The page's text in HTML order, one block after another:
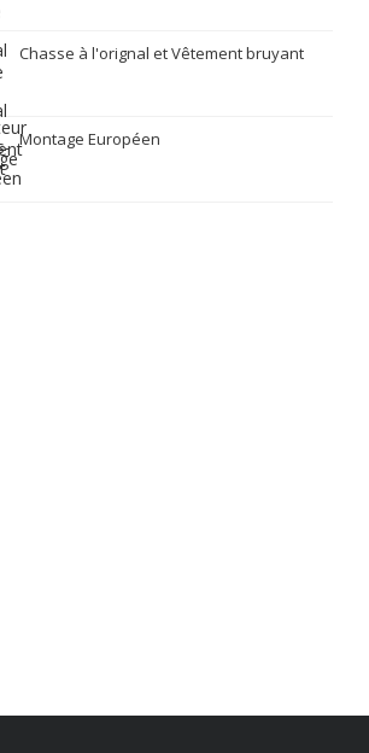
Chasse à l'orignal et Vêtement bruyant
Montage Européen